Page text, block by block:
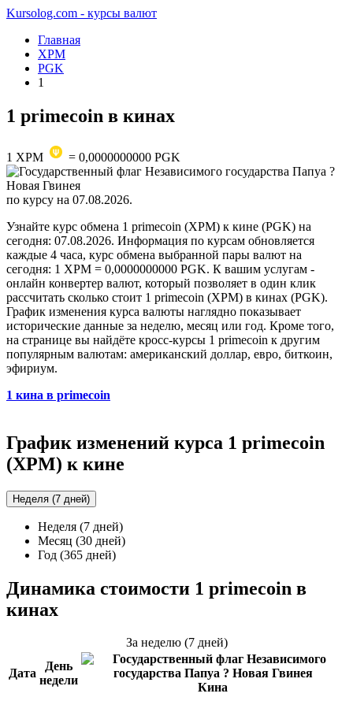
Kursolog.com - курсы валют
Главная
XPM
PGK
1
1 primecoin в кинах
1 XPM = 0,0000000000 PGK
по курсу на 07.08.2026.
Узнайте курс обмена 1 primecoin (XPM) к кине (PGK) на
сегодня: 07.08.2026. Информация по курсам обновляется
каждые 4 часа, курс обмена выбранной пары валют на
сегодня: 1 XPM = 0,0000000000 PGK. К вашим услугам -
онлайн конвертер валют, который позволяет в один клик
рассчитать сколько стоит 1 primecoin (XPM) в кинах (PGK).
График изменения курса валюты наглядно показывает
исторические данные за неделю, месяц или год. Кроме того,
на странице вы найдёте кросс-курсы 1 primecoin к другим
популярным валютам: американский доллар, евро, биткоин,
эфириум.
1 кина в primecoin
График изменений курса 1 primecoin
(XPM) к кине
Неделя (7 дней)
Неделя (7 дней)
Месяц (30 дней)
Год (365 дней)
Динамика стоимости 1 primecoin в
кинах
За неделю (7 дней)
Дата
День
недели
Кина